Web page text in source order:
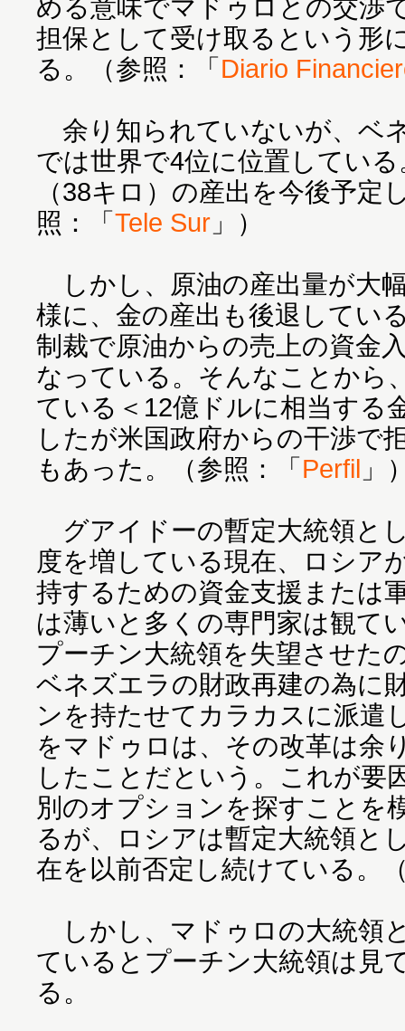
める意味でマドゥロとの交渉
担保として受け取るという形
る。（参照：「Diario
余り知られていないが、ベ
では世界で4位に位置してい
（38キロ）の産出を今後予定
照：「Tele Sur 」）
しかし、原油の産出量が大
様に、金の産出も後退してい
制裁で原油からの売上の資金
なっている。そんなことから
ている＜12億ドルに相当する
したが米国政府からの干渉で
もあった。（参照：「Perfil 」
グアイドーの暫定大統領と
度を増している現在、ロシア
持するための資金支援または
は薄いと多くの専門家は観て
プーチン大統領を失望させた
ベネズエラの財政再建の為に
ンを持たせてカラカスに派遣
をマドゥロは、その改革は余
したことだという。これが要
別のオプションを探すことを
るが、ロシアは暫定大統領と
在を以前否定し続けている。
しかし、マドゥロの大統領
ているとプーチン大統領は見
る。